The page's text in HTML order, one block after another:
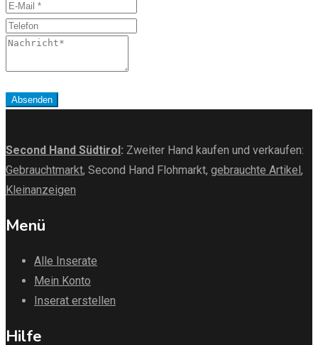
E-
Mail
Telefon
Nachricht
Absenden
Second Hand Südtirol : Zweiter Hand kaufen und verkaufen:
Gebrauchtmarkt, Second Hand Flohmarkt, gebrauchte Artikel ,
Kleinanzeigen
Menü
Alle Inserate
Mein Konto
Inserat erstellen
Hilfe